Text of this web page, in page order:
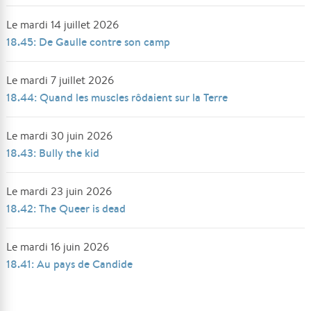
Le mardi 14 juillet 2026
18.45: De Gaulle contre son camp
Le mardi 7 juillet 2026
18.44: Quand les muscles rôdaient sur la Terre
Le mardi 30 juin 2026
18.43: Bully the kid
Le mardi 23 juin 2026
18.42: The Queer is dead
Le mardi 16 juin 2026
18.41: Au pays de Candide